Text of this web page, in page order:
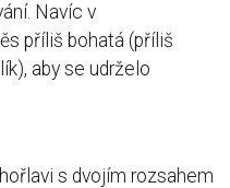
Navíc v
příliš bohatá (příliš
aby se udrželo
s dvojím rozsahem